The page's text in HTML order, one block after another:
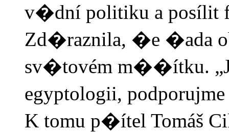
v�dní politiku a posílit
Zd�raznila, �e �ada
sv�tovém m��ítku.
egyptologii,
K tomu p�ítel Tomáš